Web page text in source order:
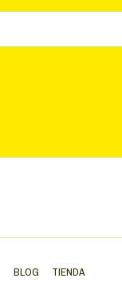
BLOG TIENDA